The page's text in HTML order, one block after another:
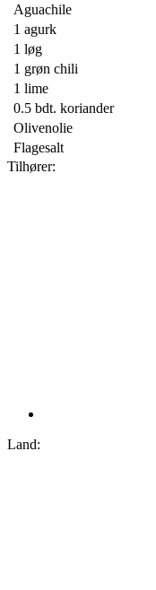
Aguachile
1 agurk
1 løg
1 grøn chili
1 lime
0.5 bdt. koriander
Olivenolie
Flagesalt
Tilhører:
Land: